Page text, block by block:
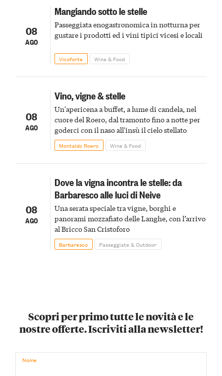
08
AGO
Mangiando sotto le stelle
Passeggiata enogastronomica in notturna per
gustare i prodotti ed i vini tipici vicesi e locali
Vicoforte Wine & Food
08
AGO
Vino, vigne & stelle
Un'apericena a buffet, a lume di candela, nel
cuore del Roero, dal tramonto fino a notte per
goderci con il naso all'insù il cielo stellato
Montaldo Roero Wine & Food
08
AGO
Dove la vigna incontra le stelle: da
Barbaresco alle luci di Neive
Una serata speciale tra vigne, borghi e
panorami mozzafiato delle Langhe, con l’arrivo
al Bricco San Cristoforo
Barbaresco Passeggiate & Outdoor
Scopri per primo tutte le novità e le
nostre offerte. Iscriviti alla newsletter!
Nome